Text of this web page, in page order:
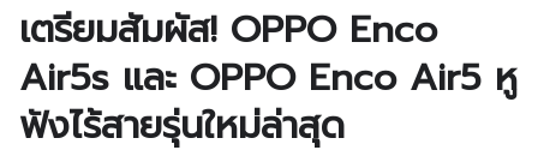
เตรียมสัมผัส! OPPO Enco
Air5s และ OPPO Enco Air5 หู
ฟังไร้สายรุ่นใหม่ล่าสุด